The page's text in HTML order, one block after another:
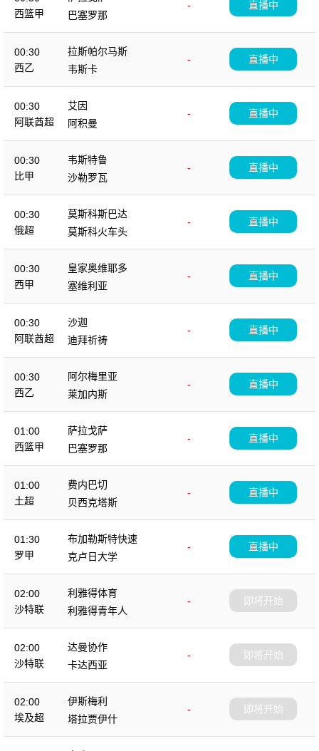
西篮甲
-
巴塞罗那
直播中
00:30
西乙
拉斯帕尔马斯
-
韦斯卡
直播中
00:30
阿联酋超
艾因
-
阿积曼
直播中
00:30
比甲
韦斯特鲁
-
沙勒罗瓦
直播中
00:30
俄超
莫斯科斯巴达
-
莫斯科火车头
直播中
00:30
西甲
皇家奥维耶多
-
塞维利亚
直播中
00:30
阿联酋超
沙迦
-
迪拜祈祷
直播中
00:30
西乙
阿尔梅里亚
-
莱加内斯
直播中
01:00
西篮甲
萨拉戈萨
-
巴塞罗那
直播中
01:00
土超
费内巴切
-
贝西克塔斯
直播中
01:30
罗甲
布加勒斯特快速
-
克卢日大学
直播中
02:00
沙特联
利雅得体育
-
利雅得青年人
即将开始
02:00
沙特联
达曼协作
-
卡达西亚
即将开始
02:00
埃及超
伊斯梅利
-
塔拉贾伊什
即将开始